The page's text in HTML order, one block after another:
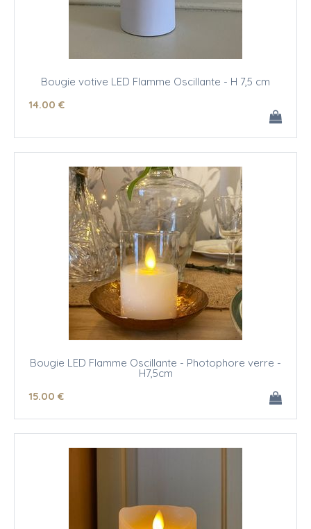
Bougie votive LED Flamme Oscillante - H 7,5 cm
14.00 €
Bougie LED Flamme Oscillante - Photophore verre -
H7,5cm
15.00 €